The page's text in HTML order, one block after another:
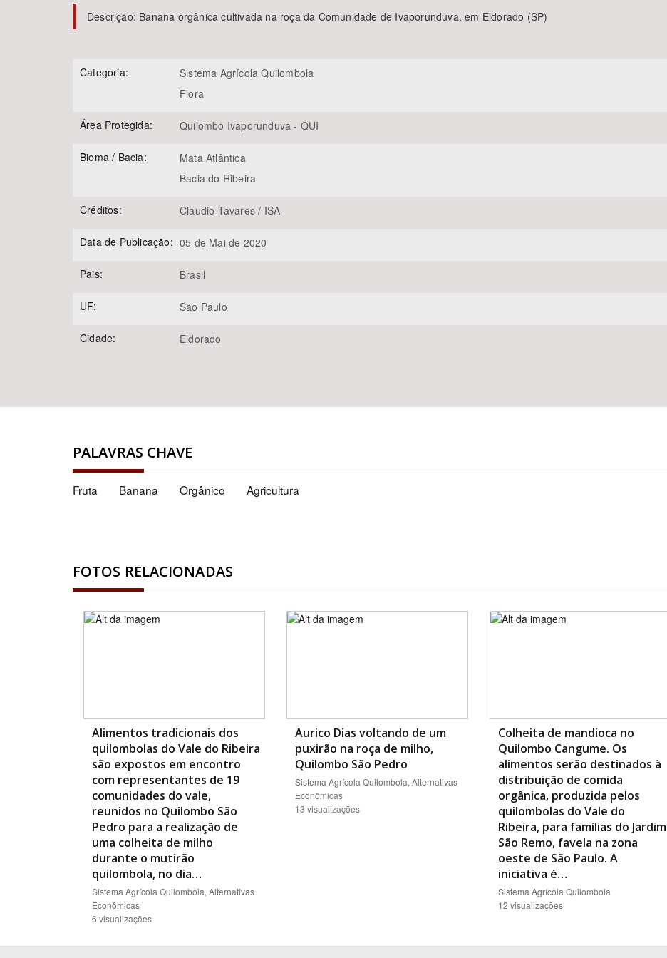
Área de Levantamento
Descrição: Banana orgânica cultivada na roça da Comunidade de Ivaporunduva, em Eldorado (SP)
Categoria:
Sistema Agrícola Quilombola
Flora
Área Protegida: Quilombo Ivaporunduva - QUI
Bioma / Bacia:
Mata Atlântica
Bacia do Ribeira
Créditos: Claudio Tavares / ISA
Data de Publicação: 05 de Mai de 2020
Pais: Brasil
UF: São Paulo
Cidade: Eldorado
PALAVRAS CHAVE
Fruta Banana Orgânico Agricultura
FOTOS RELACIONADAS
Alimentos tradicionais dos
quilombolas do Vale do Ribeira
são expostos em encontro
com representantes de 19
comunidades do vale,
reunidos no Quilombo São
Pedro para a realização de
uma colheita de milho
durante o mutirão
quilombola, no dia…
Sistema Agrícola Quilombola, Alternativas
Econômicas
6 visualizações
Aurico Dias voltando de um
puxirão na roça de milho,
Quilombo São Pedro
Sistema Agrícola Quilombola, Alternativas
Econômicas
13 visualizações
Colheita de mandioca no
Quilombo Cangume. Os
alimentos serão destinados à
distribuição de comida
orgânica, produzida pelos
quilombolas do Vale do
Ribeira, para famílias do Jardim
São Remo, favela na zona
oeste de São Paulo. A
iniciativa é…
Sistema Agrícola Quilombola
12 visualizações